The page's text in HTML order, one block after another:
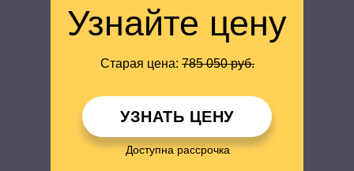
Узнайте цену
Старая цена: 785 050 руб.
УЗНАТЬ ЦЕНУ
Доступна рассрочка